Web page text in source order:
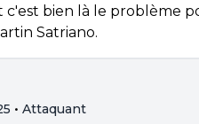
c'est bien là le problème
Satriano.
• Attaquant